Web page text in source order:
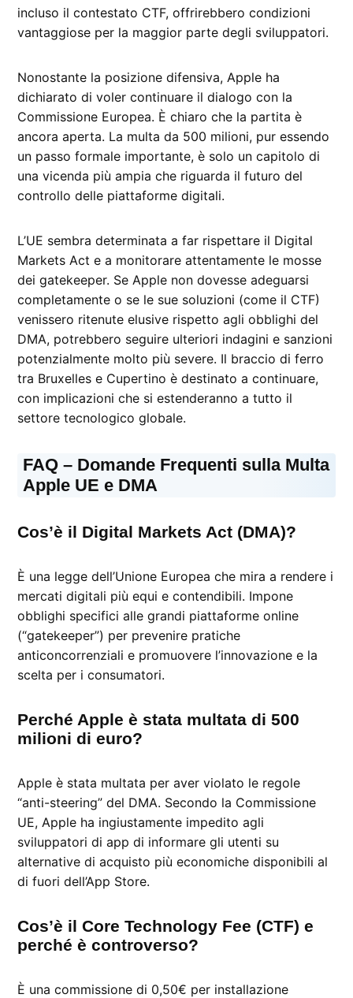
incluso il contestato CTF, offrirebbero condizioni
vantaggiose per la maggior parte degli sviluppatori.
Nonostante la posizione difensiva, Apple ha
dichiarato di voler continuare il dialogo con la
Commissione Europea. È chiaro che la partita è
ancora aperta. La multa da 500 milioni, pur essendo
un passo formale importante, è solo un capitolo di
una vicenda più ampia che riguarda il futuro del
controllo delle piattaforme digitali.
L’UE sembra determinata a far rispettare il Digital
Markets Act e a monitorare attentamente le mosse
dei gatekeeper. Se Apple non dovesse adeguarsi
completamente o se le sue soluzioni (come il CTF)
venissero ritenute elusive rispetto agli obblighi del
DMA, potrebbero seguire ulteriori indagini e sanzioni
potenzialmente molto più severe. Il braccio di ferro
tra Bruxelles e Cupertino è destinato a continuare,
con implicazioni che si estenderanno a tutto il
settore tecnologico globale.
FAQ – Domande Frequenti sulla Multa
Apple UE e DMA
Cos’è il Digital Markets Act (DMA)?
È una legge dell’Unione Europea che mira a rendere i
mercati digitali più equi e contendibili. Impone
obblighi specifici alle grandi piattaforme online
(“gatekeeper”) per prevenire pratiche
anticoncorrenziali e promuovere l’innovazione e la
scelta per i consumatori.
Perché Apple è stata multata di 500
milioni di euro?
Apple è stata multata per aver violato le regole
“anti-steering” del DMA. Secondo la Commissione
UE, Apple ha ingiustamente impedito agli
sviluppatori di app di informare gli utenti su
alternative di acquisto più economiche disponibili al
di fuori dell’App Store.
Cos’è il Core Technology Fee (CTF) e
perché è controverso?
È una commissione di 0,50€ per installazione